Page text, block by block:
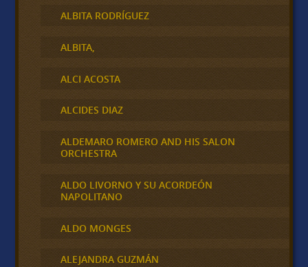
ALBITA RODRÍGUEZ
ALBITA,
ALCI ACOSTA
ALCIDES DIAZ
ALDEMARO ROMERO AND HIS SALON
ORCHESTRA
ALDO LIVORNO Y SU ACORDEÓN
NAPOLITANO
ALDO MONGES
ALEJANDRA GUZMÁN